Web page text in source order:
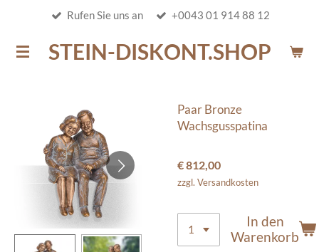
springenSTEIN-DISKONT.SHOP
Rufen Sie uns an +0043 01 914 88 12
Paar Bronze
Wachsgusspatina
€ 812,00
zzgl. Versandkosten
In den
Warenkorb